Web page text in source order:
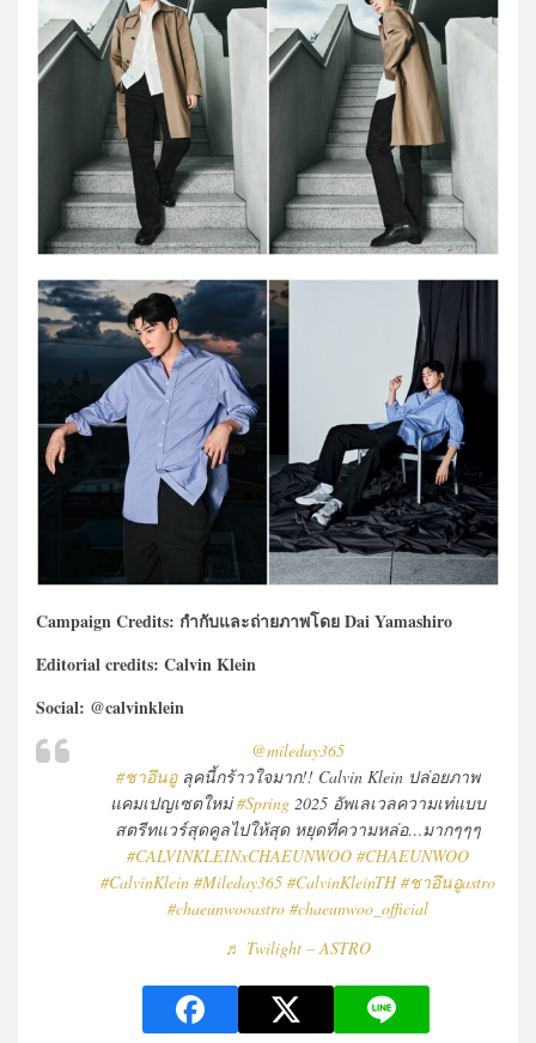
Campaign Credits: กำกับและถ่ายภาพโดย Dai Yamashiro
Editorial credits: Calvin Klein
Social: @calvinklein
@mileday365
#ชาอึนอูลุคนี้กร้าวใจมาก!! Calvin Klein ปล่อยภาพ
แคมเปญเซตใหม่#Spring 2025 อัพเลเวลความเท่แบบ
สตรีทแวร์สุดคูลไปให้สุด หยุดที่ความหล่อ…มากๆๆๆ
#CALVINKLEINxCHAEUNWOO #CHAEUNWOO
#CalvinKlein #Mileday365 #CalvinKleinTH #ชาอึนอูastro
#chaeunwooastro #chaeunwoo_official
♬ Twilight – ASTRO